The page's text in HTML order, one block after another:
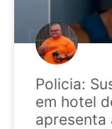
Policia:
em hotel
apresenta